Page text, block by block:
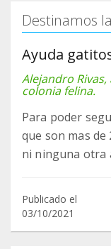
Destinamos
Ayuda
Alejandro
colonia felina.
Para poder
que son mas
ni ninguna otra
Publicado el
03/10/2021